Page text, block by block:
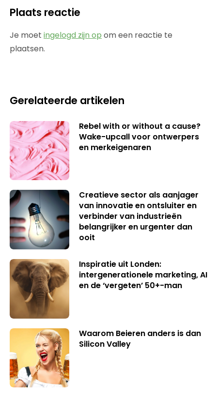
Plaats reactie
Je moet ingelogd zijn op om een reactie te
plaatsen.
Gerelateerde artikelen
Rebel with or without a cause?
Wake-upcall voor ontwerpers
en merkeigenaren
Creatieve sector als aanjager
van innovatie en ontsluiter en
verbinder van industrieën
belangrijker en urgenter dan
ooit
Inspiratie uit Londen:
intergenerationele marketing, AI
en de ‘vergeten’ 50+-man
Waarom Beieren anders is dan
Silicon Valley